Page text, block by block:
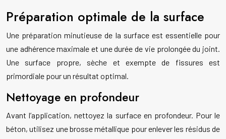
Préparation optimale de la surface
Une préparation minutieuse de la surface est essentielle pour
une adhérence maximale et une durée de vie prolongée du joint.
Une surface propre, sèche et exempte de fissures est
primordiale pour un résultat optimal.
Nettoyage en profondeur
Avant l’application, nettoyez la surface en profondeur. Pour le
béton, utilisez une brosse métallique pour enlever les résidus de